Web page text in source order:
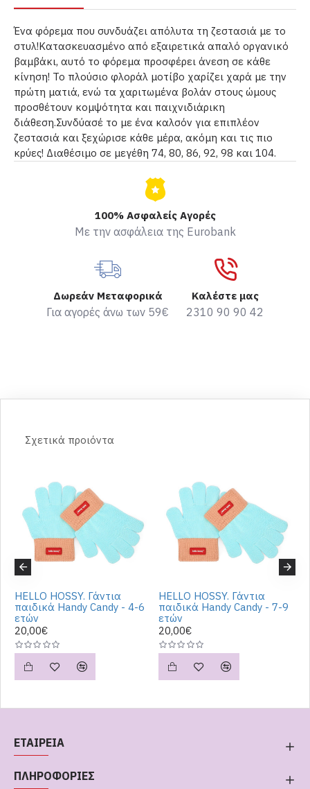
100% Ασφαλείς Αγορές
Με την ασφάλεια της Eurobank
Δωρεάν Μεταφορικά
Για αγορές άνω των 59€
Καλέστε μας
2310 90 90 42
Ένα φόρεμα που συνδυάζει απόλυτα τη ζεστασιά με το
στυλ!Κατασκευασμένο από εξαιρετικά απαλό οργανικό
βαμβάκι, αυτό το φόρεμα προσφέρει άνεση σε κάθε
κίνηση! Το πλούσιο φλοράλ μοτίβο χαρίζει χαρά με την
πρώτη ματιά, ενώ τα χαριτωμένα βολάν στους ώμους
προσθέτουν κομψότητα και παιχνιδιάρικη
διάθεση.Συνδύασέ το με ένα καλσόν για επιπλέον
ζεστασιά και ξεχώρισε κάθε μέρα, ακόμη και τις πιο
κρύες! Διαθέσιμο σε μεγέθη 74, 80, 86, 92, 98 και 104.
Σχετικά προιόντα
HELLO HOSSY. Γάντια
παιδικά Handy Candy - 4-6
ετών
20,00€
HELLO HOSSY. Γάντια
παιδικά Handy Candy - 7-9
ετών
20,00€
ΕΤΑΙΡΕΙΑ
ΠΛΗΡΟΦΟΡΙΕΣ